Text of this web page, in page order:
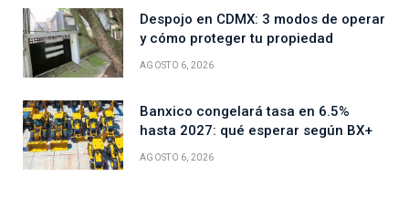
Despojo en CDMX: 3 modos de operar
y cómo proteger tu propiedad
AGOSTO 6, 2026
Banxico congelará tasa en 6.5%
hasta 2027: qué esperar según BX+
AGOSTO 6, 2026